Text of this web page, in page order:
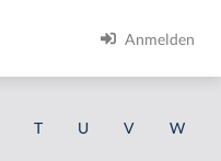
Anmelden
T U V W